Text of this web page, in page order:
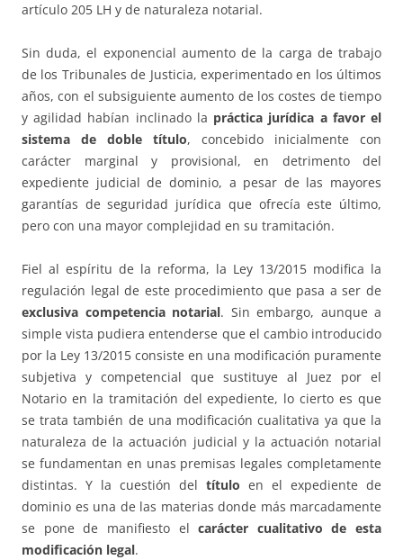
artículo 205 LH y de naturaleza notarial.
Sin duda, el exponencial aumento de la carga de trabajo
de los Tribunales de Justicia, experimentado en los últimos
años, con el subsiguiente aumento de los costes de tiempo
y agilidad habían inclinado la práctica jurídica a favor el
sistema de doble título, concebido inicialmente con
carácter marginal y provisional, en detrimento del
expediente judicial de dominio, a pesar de las mayores
garantías de seguridad jurídica que ofrecía este último,
pero con una mayor complejidad en su tramitación.
Fiel al espíritu de la reforma, la Ley 13/2015 modifica la
regulación legal de este procedimiento que pasa a ser de
exclusiva competencia notarial. Sin embargo, aunque a
simple vista pudiera entenderse que el cambio introducido
por la Ley 13/2015 consiste en una modificación puramente
subjetiva y competencial que sustituye al Juez por el
Notario en la tramitación del expediente, lo cierto es que
se trata también de una modificación cualitativa ya que la
naturaleza de la actuación judicial y la actuación notarial
se fundamentan en unas premisas legales completamente
distintas. Y la cuestión del título en el expediente de
dominio es una de las materias donde más marcadamente
se pone de manifiesto elcarácter cualitativo de esta
modificación legal.